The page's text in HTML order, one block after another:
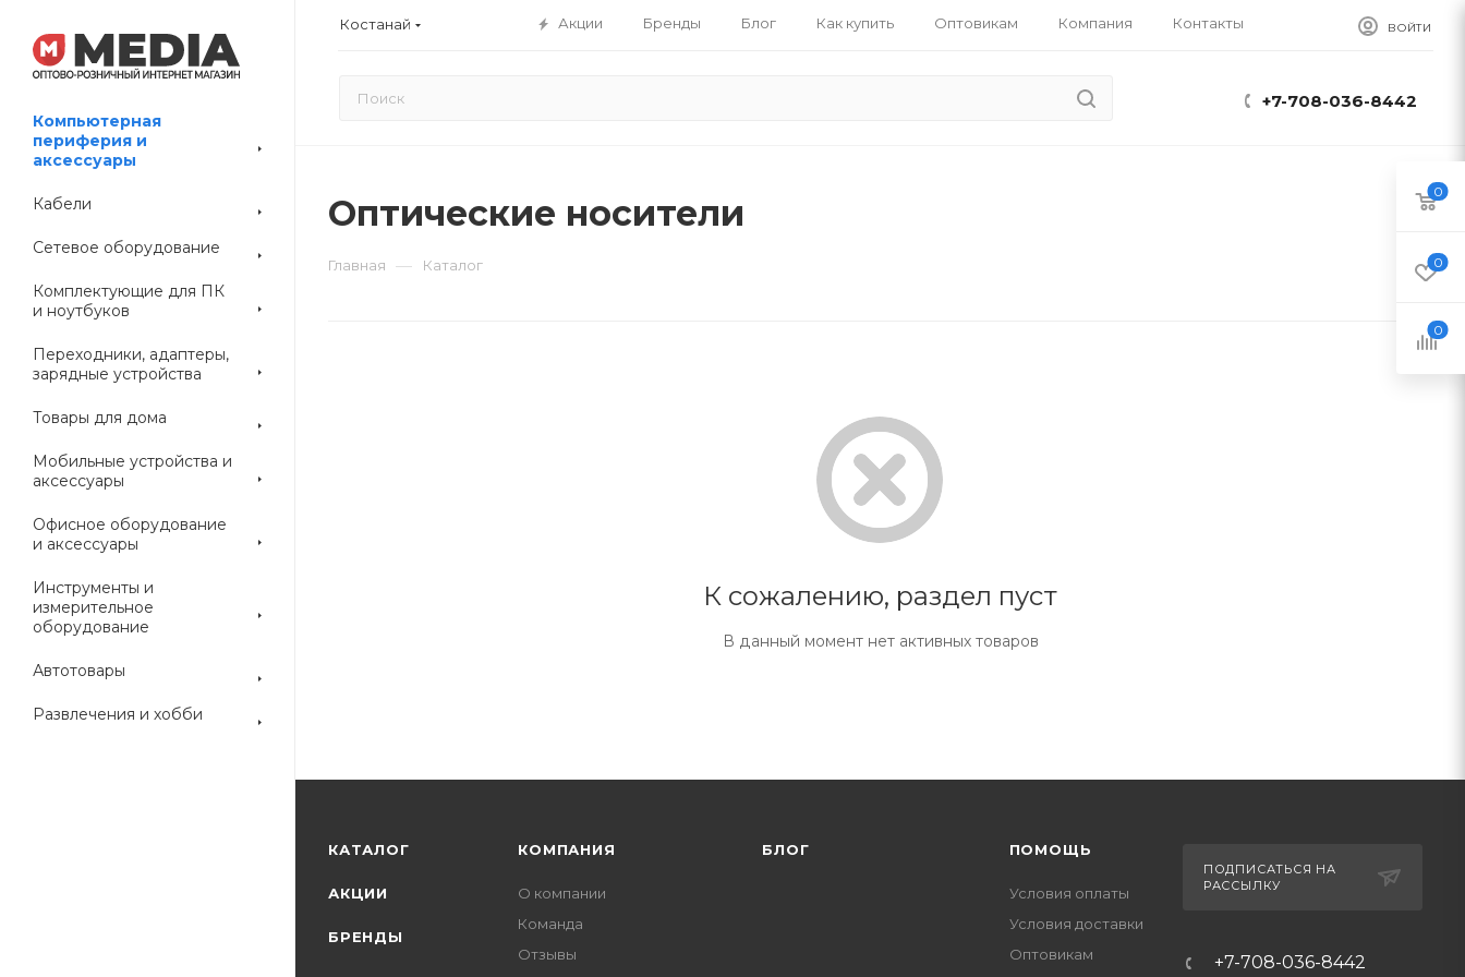
Костанай Акции Бренды Блог Как купить Оптовикам Компания Контакты ВОЙТИ
+7-708-036-8442
Компьютерная
периферия и
аксессуары
Кабели
Сетевое оборудование
Комплектующие для ПК
и ноутбуков
Переходники, адаптеры,
зарядные устройства
Товары для дома
Мобильные устройства и
аксессуары
Офисное оборудование
и аксессуары
Инструменты и
измерительное
оборудование
Автотовары
Развлечения и хобби
Оптические носители
Главная — Каталог
К сожалению, раздел пуст
В данный момент нет активных товаров
КАТАЛОГ
АКЦИИ
БРЕНДЫ
КОМПАНИЯ
О компании
Команда
Отзывы
БЛОГ ПОМОЩЬ
Условия оплаты
Условия доставки
Оптовикам
ПОДПИСАТЬСЯ НА
РАССЫЛКУ
+7-708-036-8442
0
0
0